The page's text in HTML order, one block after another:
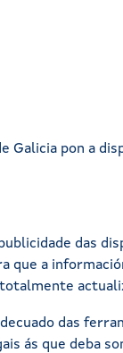
pon a
das
que a
das
ás que deba